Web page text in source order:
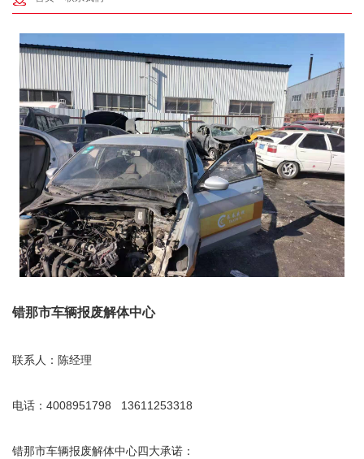
错那市车辆报废解体中心
联系人：陈经理
电话：4008951798 13611253318
错那市车辆报废解体中心四大承诺：